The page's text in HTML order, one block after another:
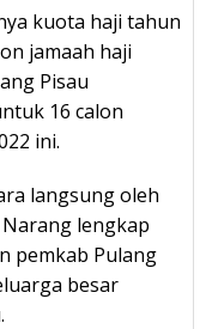
kuota haji tahun
jamaah haji
Pisau
16 calon
ini.
langsung oleh
lengkap
pemkab Pulang
besar